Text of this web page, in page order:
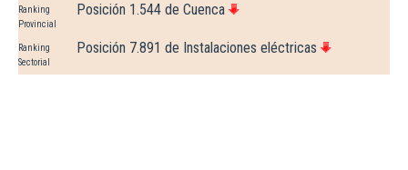
Ranking
Provincial
Posición 1.544 de Cuenca
Ranking
Sectorial
Posición 7.891 de Instalaciones eléctricas